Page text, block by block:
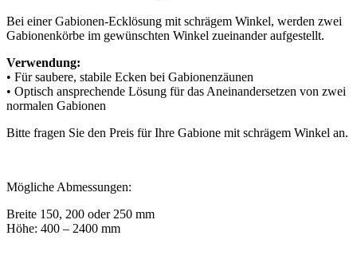
Bei einer Gabionen-Ecklösung mit schrägem Winkel, werden zwei
Gabionenkörbe im gewünschten Winkel zueinander aufgestellt.
Verwendung:
• Für saubere, stabile Ecken bei Gabionenzäunen
• Optisch ansprechende Lösung für das Aneinandersetzen von zwei
normalen Gabionen
Bitte fragen Sie den Preis für Ihre Gabione mit schrägem Winkel an.
Mögliche Abmessungen:
Breite 150, 200 oder 250 mm
Höhe: 400 – 2400 mm